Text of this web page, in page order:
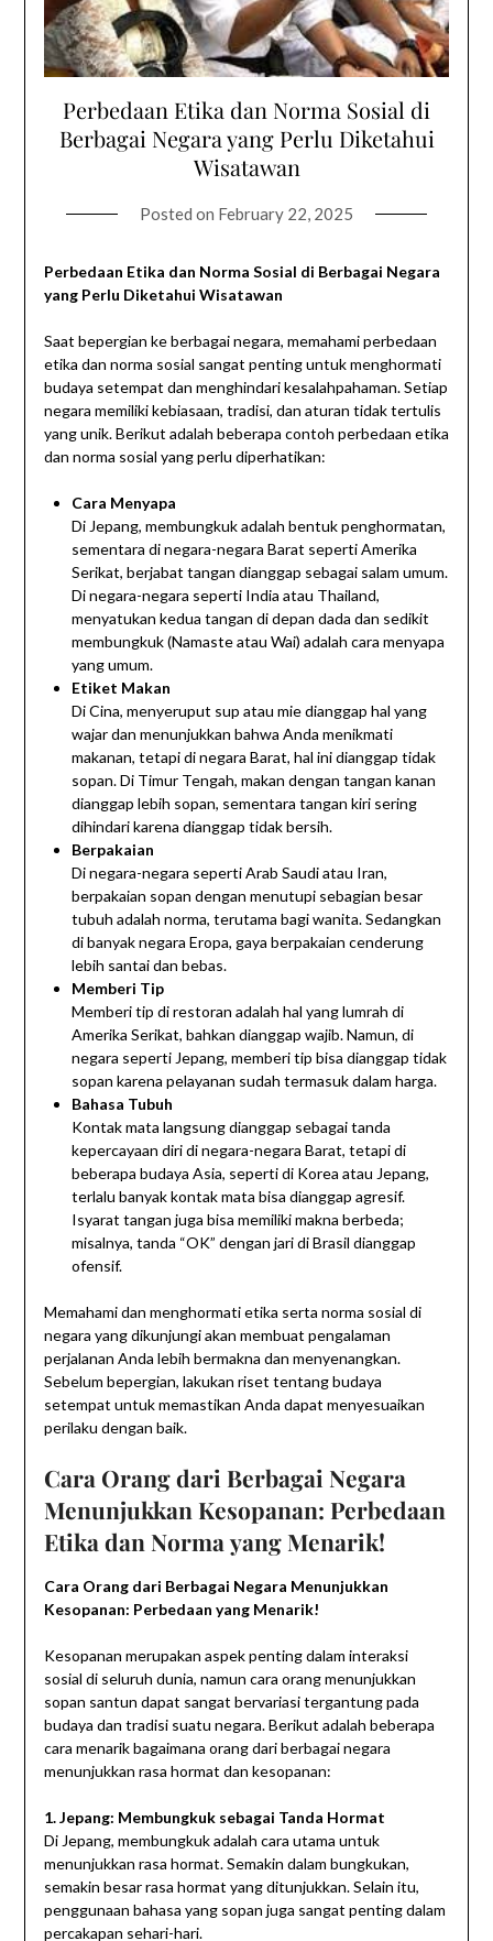
Perbedaan Etika dan Norma Sosial di
Berbagai Negara yang Perlu Diketahui
Wisatawan
Posted on February 22, 2025
Perbedaan Etika dan Norma Sosial di Berbagai Negara
yang Perlu Diketahui Wisatawan
Saat bepergian ke berbagai negara, memahami perbedaan
etika dan norma sosial sangat penting untuk menghormati
budaya setempat dan menghindari kesalahpahaman. Setiap
negara memiliki kebiasaan, tradisi, dan aturan tidak tertulis
yang unik. Berikut adalah beberapa contoh perbedaan etika
dan norma sosial yang perlu diperhatikan:
Cara Menyapa
Di Jepang, membungkuk adalah bentuk penghormatan,
sementara di negara-negara Barat seperti Amerika
Serikat, berjabat tangan dianggap sebagai salam umum.
Di negara-negara seperti India atau Thailand,
menyatukan kedua tangan di depan dada dan sedikit
membungkuk (Namaste atau Wai) adalah cara menyapa
yang umum.
Etiket Makan
Di Cina, menyeruput sup atau mie dianggap hal yang
wajar dan menunjukkan bahwa Anda menikmati
makanan, tetapi di negara Barat, hal ini dianggap tidak
sopan. Di Timur Tengah, makan dengan tangan kanan
dianggap lebih sopan, sementara tangan kiri sering
dihindari karena dianggap tidak bersih.
Berpakaian
Di negara-negara seperti Arab Saudi atau Iran,
berpakaian sopan dengan menutupi sebagian besar
tubuh adalah norma, terutama bagi wanita. Sedangkan
di banyak negara Eropa, gaya berpakaian cenderung
lebih santai dan bebas.
Memberi Tip
Memberi tip di restoran adalah hal yang lumrah di
Amerika Serikat, bahkan dianggap wajib. Namun, di
negara seperti Jepang, memberi tip bisa dianggap tidak
sopan karena pelayanan sudah termasuk dalam harga.
Bahasa Tubuh
Kontak mata langsung dianggap sebagai tanda
kepercayaan diri di negara-negara Barat, tetapi di
beberapa budaya Asia, seperti di Korea atau Jepang,
terlalu banyak kontak mata bisa dianggap agresif.
Isyarat tangan juga bisa memiliki makna berbeda;
misalnya, tanda “OK” dengan jari di Brasil dianggap
ofensif.
Memahami dan menghormati etika serta norma sosial di
negara yang dikunjungi akan membuat pengalaman
perjalanan Anda lebih bermakna dan menyenangkan.
Sebelum bepergian, lakukan riset tentang budaya
setempat untuk memastikan Anda dapat menyesuaikan
perilaku dengan baik.
Cara Orang dari Berbagai Negara
Menunjukkan Kesopanan: Perbedaan
Etika dan Normayang Menarik!
Cara Orang dari Berbagai Negara Menunjukkan
Kesopanan: Perbedaan yang Menarik!
Kesopanan merupakan aspek penting dalam interaksi
sosial di seluruh dunia, namun cara orang menunjukkan
sopan santun dapat sangat bervariasi tergantung pada
budaya dan tradisi suatu negara. Berikut adalah beberapa
cara menarik bagaimana orang dari berbagai negara
menunjukkan rasa hormat dan kesopanan:
1. Jepang: Membungkuk sebagai Tanda Hormat
Di Jepang, membungkuk adalah cara utama untuk
menunjukkan rasa hormat. Semakin dalam bungkukan,
semakin besar rasa hormat yang ditunjukkan. Selain itu,
penggunaan bahasa yang sopan juga sangat penting dalam
percakapan sehari-hari.